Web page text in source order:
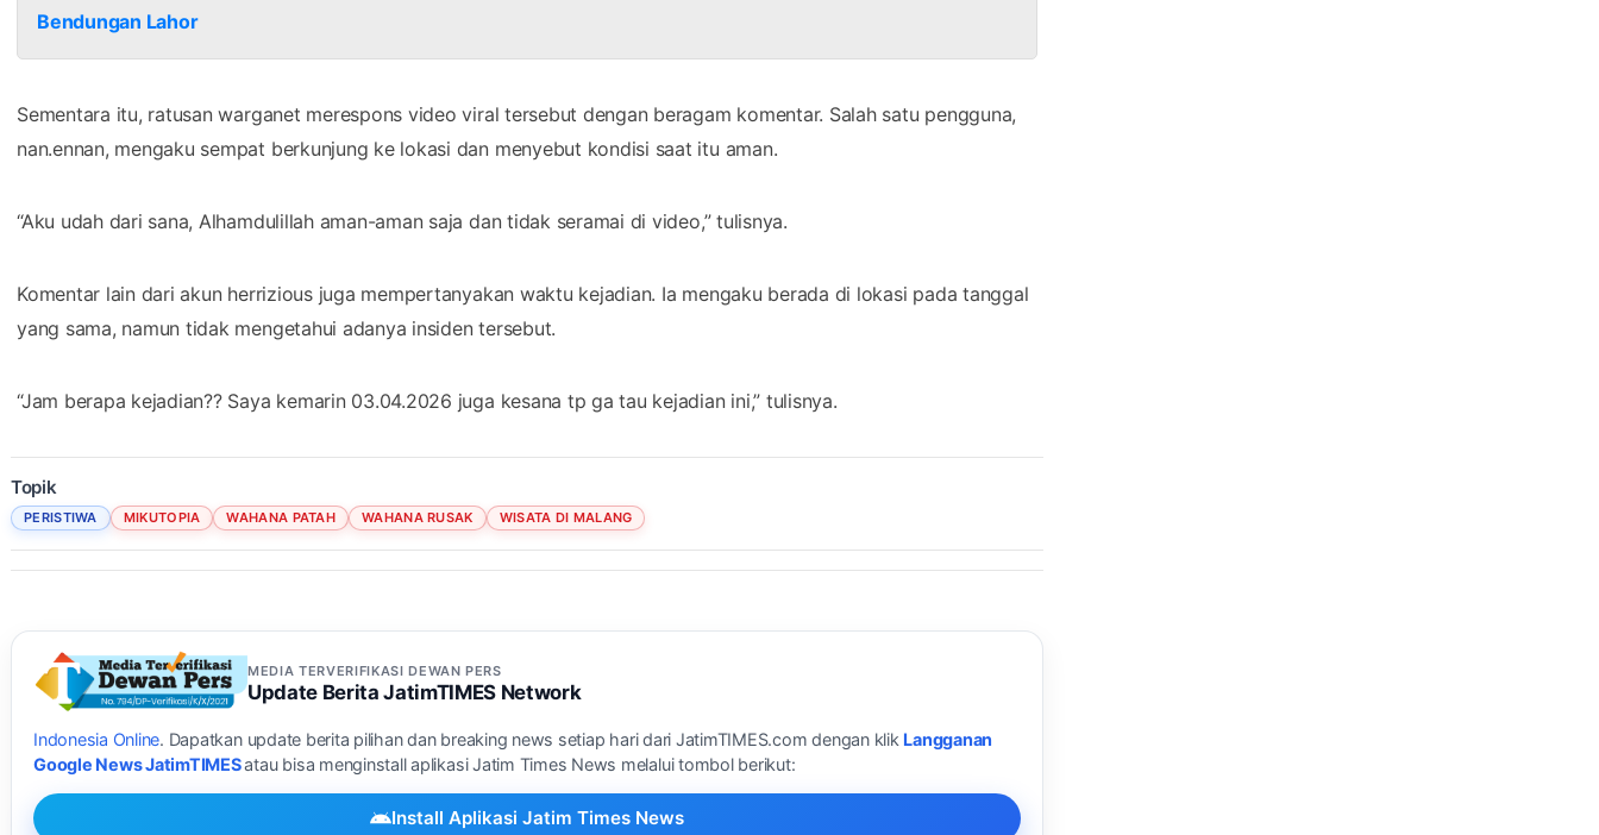
Bendungan Lahor
Sementara itu, ratusan warganet merespons video viral tersebut dengan beragam komentar. Salah satu pengguna,
nan.ennan, mengaku sempat berkunjung ke lokasi dan menyebut kondisi saat itu aman.
“Aku udah dari sana, Alhamdulillah aman-aman saja dan tidak seramai di video,” tulisnya.
Komentar lain dari akun herrizious juga mempertanyakan waktu kejadian. Ia mengaku berada di lokasi pada tanggal
yang sama, namun tidak mengetahui adanya insiden tersebut.
“Jam berapa kejadian?? Saya kemarin 03.04.2026 juga kesana tp ga tau kejadian ini,” tulisnya.
Topik
PERISTIWA MIKUTOPIA WAHANA PATAH WAHANA RUSAK WISATA DI MALANG
MEDIA TERVERIFIKASI DEWAN PERS
Update Berita JatimTIMES Network
Indonesia Online. Dapatkan update berita pilihan dan breaking news setiap hari dari JatimTIMES.com dengan klik Langganan
Google News JatimTIMESatau bisa menginstall aplikasi Jatim Times News melalui tombol berikut:
Install Aplikasi Jatim Times News